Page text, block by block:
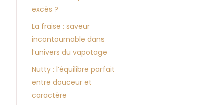
excès ?
La fraise : saveur
incontournable dans
l’univers du vapotage
Nutty : l’équilibre parfait
entre douceur et
caractère